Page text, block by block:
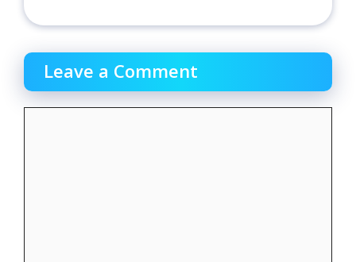
Leave a Comment